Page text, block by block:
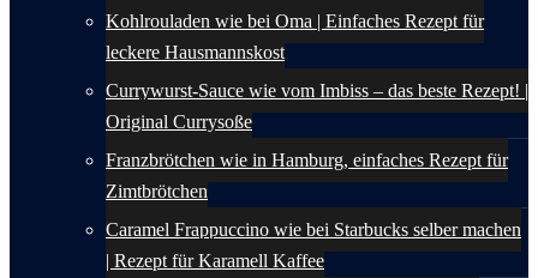
Kohlrouladen wie bei Oma | Einfaches Rezept für
leckere Hausmannskost
Currywurst-Sauce wie vom Imbiss – das beste Rezept! |
Original Currysoße
Franzbrötchen wie in Hamburg, einfaches Rezept für
Zimtbrötchen
Caramel Frappuccino wie bei Starbucks selber machen
| Rezept für Karamell Kaffee